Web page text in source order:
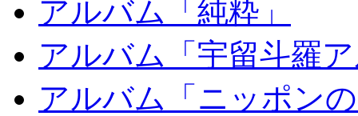
アルバム「純粋」
アルバム「宇留斗羅
アルバム「ニッポン